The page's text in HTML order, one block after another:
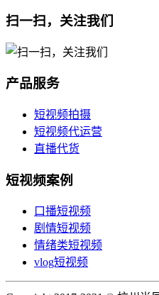
扫一扫，关注我们
产品服务
短视频拍摄
短视频代运营
直播代货
短视频案例
口播短视频
剧情短视频
情绪类短视频
vlog短视频